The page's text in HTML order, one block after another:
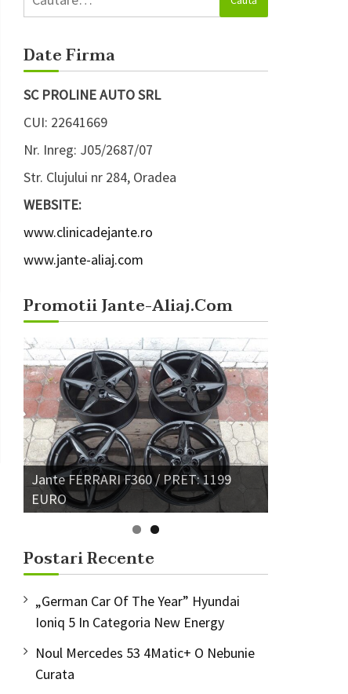
după:
Date Firma
SC PROLINE AUTO SRL
CUI: 22641669
Nr. Inreg: J05/2687/07
Str. Clujului nr 284, Oradea
WEBSITE:
www.clinicadejante.ro
www.jante-aliaj.com
Promotii Jante-Aliaj.com
Jante VW GOLF 4 / PRET: 280 EURO
Postari Recente
„German Car Of The Year” Hyundai
Ioniq 5 In Categoria New Energy
Noul Mercedes 53 4Matic+ O Nebunie
Curata